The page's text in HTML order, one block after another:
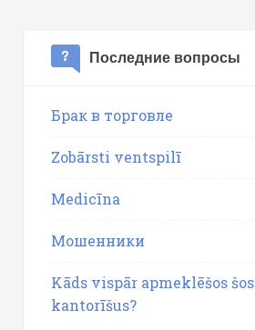
Последние вопросы
Брак в торговле
Zobārsti ventspilī
Medicīna
Мошенники
Kāds vispār apmeklēšos
kantorīšus?